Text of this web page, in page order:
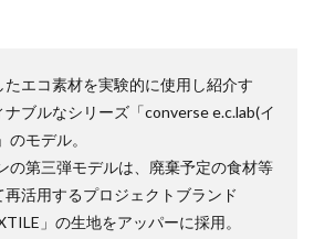
たエコ素材を実験的に使用し紹介す
ナブルなシリーズ「converse e.c.lab(イ
のモデル。
の第三弾モデルは、廃棄予定の食材等
再活用するプロジェクトブランド
」の生地をアッパーに採用。